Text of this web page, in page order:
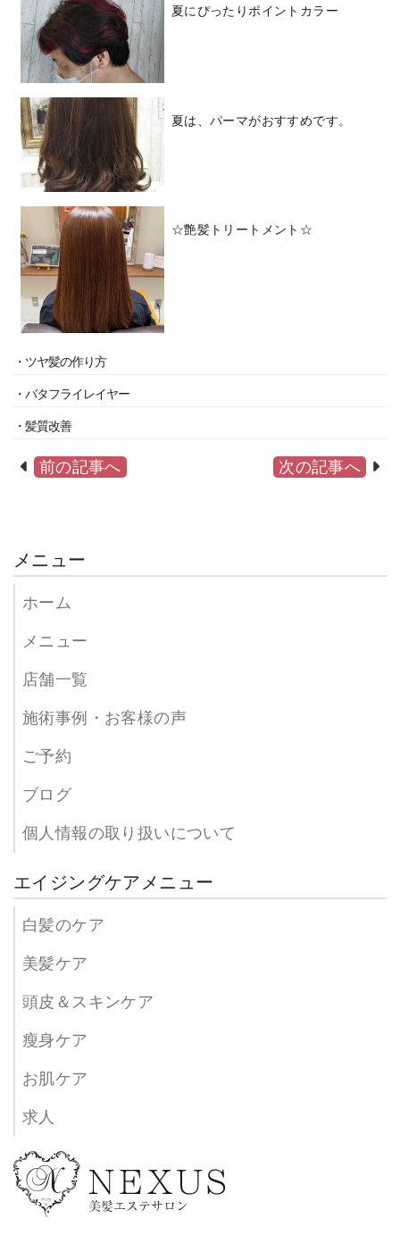
夏にぴったりポイントカラー
夏は、パーマがおすすめです。
☆艶髪トリートメント☆
・ツヤ髪の作り方
・バタフライレイヤー
・髪質改善
前の記事へ 次の記事へ
メニュー
ホーム
メニュー
店舗一覧
施術事例・お客様の声
ご予約
ブログ
個人情報の取り扱いについて
エイジングケアメニュー
白髪のケア
美髪ケア
頭皮＆スキンケア
瘦身ケア
お肌ケア
求人